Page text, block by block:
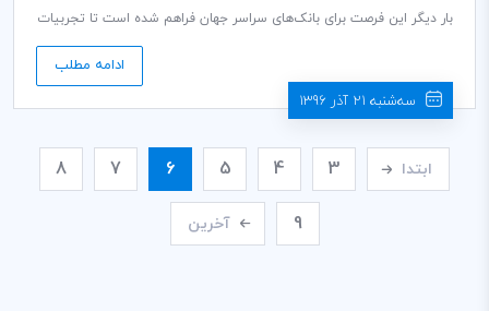
بار دیگر این فرصت برای بانک‌های سراسر جهان فراهم شده است تا تجربیات
ادامه مطلب
سه‌شنبه 21 آذر 1396
ابتدا 3
4
5
6
7
8
9 آخرین